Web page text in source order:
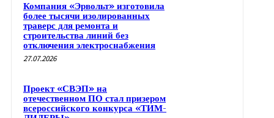
Компания «Эрвольт» изготовила
более тысячи изолированных
траверс для ремонта и
строительства линий без
отключения электроснабжения
27.07.2026
Проект «СВЭП» на
отечественном ПО стал призером
всероссийского конкурса «ТИМ-